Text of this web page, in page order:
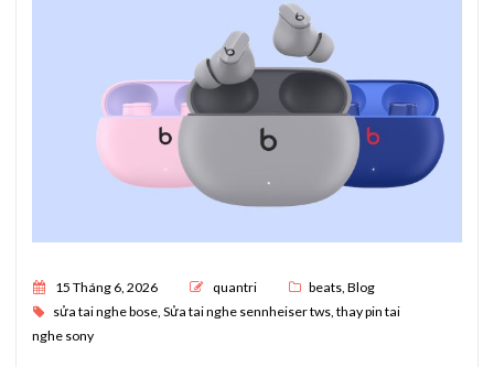
Posted on
15 Tháng 6, 2026 quantri beats Blog
sửa tai nghe bose Sửa tai nghe sennheiser tws thay pin tai
nghe sony